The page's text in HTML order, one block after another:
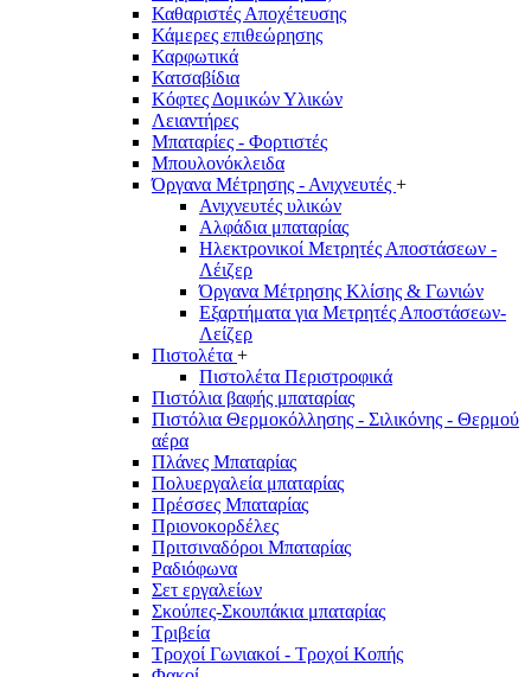
Καθαριστές Αποχέτευσης
Κάμερες επιθεώρησης
Καρφωτικά
Κατσαβίδια
Κόφτες Δομικών Υλικών
Λειαντήρες
Μπαταρίες - Φορτιστές
Μπουλονόκλειδα
Όργανα Μέτρησης - Ανιχνευτές +
Ανιχνευτές υλικών
Αλφάδια μπαταρίας
Ηλεκτρονικοί Μετρητές Αποστάσεων -
Λέιζερ
Όργανα Μέτρησης Κλίσης & Γωνιών
Εξαρτήματα για Μετρητές Αποστάσεων-
Λείζερ
Πιστολέτα +
Πιστολέτα Περιστροφικά
Πιστόλια βαφής μπαταρίας
Πιστόλια Θερμοκόλλησης - Σιλικόνης - Θερμού
αέρα
Πλάνες Μπαταρίας
Πολυεργαλεία μπαταρίας
Πρέσσες Μπαταρίας
Πριονοκορδέλες
Πριτσιναδόροι Μπαταρίας
Ραδιόφωνα
Σετ εργαλείων
Σκούπες-Σκουπάκια μπαταρίας
Τριβεία
Τροχοί Γωνιακοί - Τροχοί Κοπής